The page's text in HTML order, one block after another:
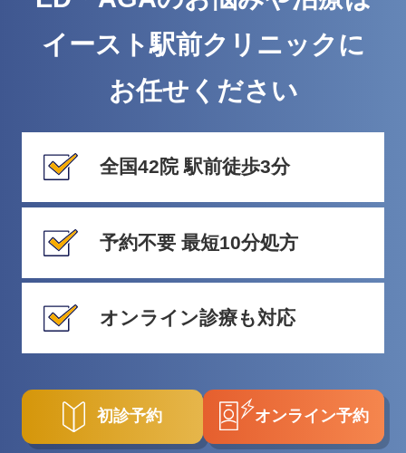
イースト駅前クリニックに
お任せください
全国42院 駅前徒歩3分
予約不要 最短10分処方
オンライン診療も対応
初診予約 オンライン予約